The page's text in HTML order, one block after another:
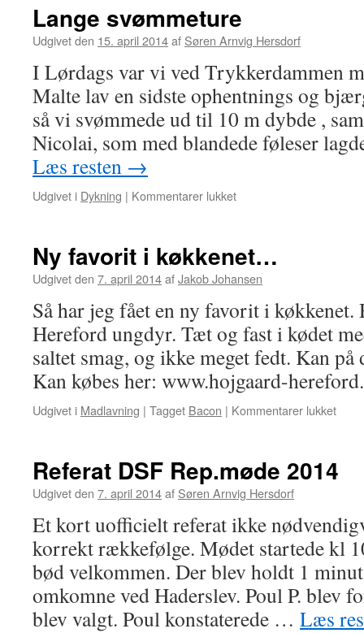
Lange svømmeture
Udgivet den 15. april 2014af Søren Arnvig Hersdorf
I Lørdags var vi ved Trykkerdammen
Malte lav en sidste ophentnings og
så vi svømmede ud til 10 m dybde ,
Nicolai, som med blandede føleser
Læs resten →
Udgivet i Dykning | Kommentarer lukket
Ny favorit i køkkenet…
Udgivet den 7. april 2014afJakob Johansen
Så har jeg fået en ny favorit i køkkenet.
Hereford ungdyr. Tæt og fast i kødet
saltet smag, og ikke meget fedt. Kan på
Kan købes her: www.hojgaard-
Udgivet i Madlavning | Tagget Bacon | Kommentarer lukket
Referat DSF Rep.møde 2014
Udgivet den 7. april 2014af Søren Arnvig Hersdorf
Et kort uofficielt referat ikke
korrekt rækkefølge. Mødet startede kl
bød velkommen. Der blev holdt 1
omkomne ved Haderslev. Poul P. blev
blev valgt. Poul konstaterede … Læs